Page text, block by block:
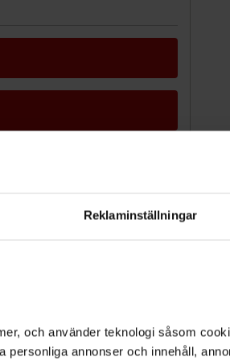
Reklaminställningar
och använder teknologi såsom
personliga annonser och innehåll,
er inte?